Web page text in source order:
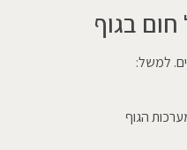
חום בגוף
למשל:
הגוף